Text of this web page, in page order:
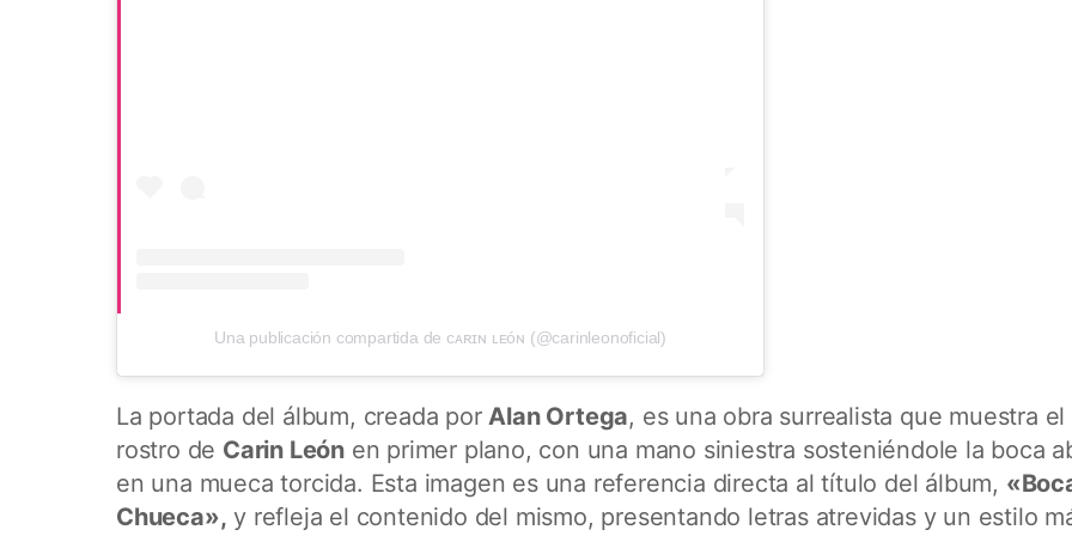
Una publicación compartida de ᴄᴀʀɪɴ ʟᴇóɴ (@carinleonoficial)
La portada del álbum, creada por Alan Ortega, es una obra surrealista que muestra el
rostro de Carin León en primer plano, con una mano siniestra sosteniéndole la boca
en una mueca torcida. Esta imagen es una referencia directa al título del álbum,
Chueca», y refleja el contenido del mismo, presentando letras atrevidas y un estilo